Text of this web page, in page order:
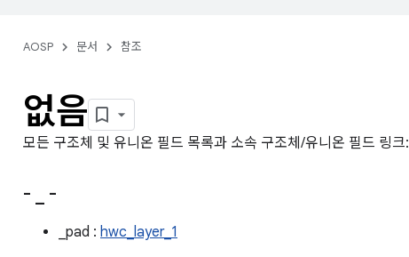
AOSP 문서 참조
없음
모든 구조체 및 유니온 필드 목록과 소속 구조체/유니온 필드 링크:
- -
_pad : hwc_layer_1